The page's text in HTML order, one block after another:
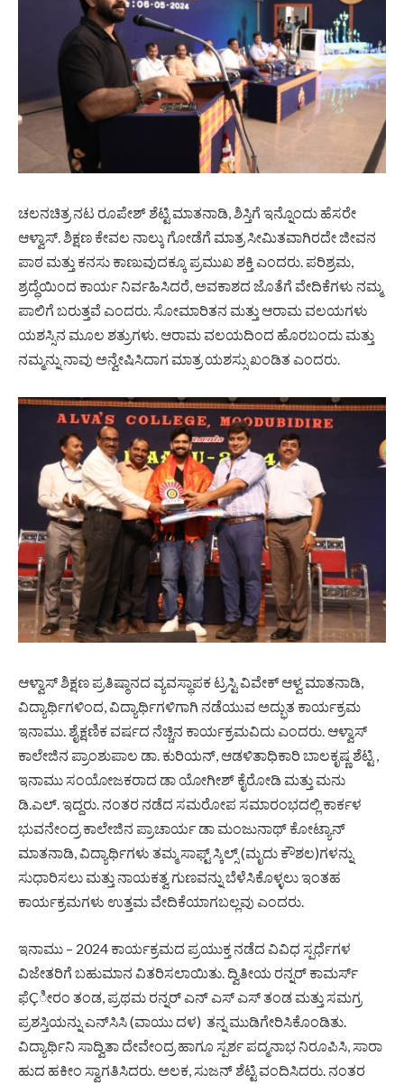
ಚಲನಚಿತ್ರ ನಟ ರೂಪೇಶ್ ಶೆಟ್ಟಿ ಮಾತನಾಡಿ, ಶಿಸ್ತಿಗೆ ಇನ್ನೊಂದು ಹೆಸರೇ
ಆಳ್ವಾಸ್. ಶಿಕ್ಷಣ ಕೇವಲ ನಾಲ್ಕು ಗೋಡೆಗೆ ಮಾತ್ರ ಸೀಮಿತವಾಗಿರದೇ ಜೀವನ
ಪಾಠ ಮತ್ತು ಕನಸು ಕಾಣುವುದಕ್ಕೂ ಪ್ರಮುಖ ಶಕ್ತಿ ಎಂದರು. ಪರಿಶ್ರಮ,
ಶ್ರದ್ಧೆಯಿಂದ ಕಾರ್ಯ ನಿರ್ವಹಿಸಿದರೆ, ಅವಕಾಶದ ಜೊತೆಗೆ ವೇದಿಕೆಗಳು ನಮ್ಮ
ಪಾಲಿಗೆ ಬರುತ್ತವೆ ಎಂದರು. ಸೋಮಾರಿತನ ಮತ್ತು ಆರಾಮ ವಲಯಗಳು
ಯಶಸ್ಸಿನ ಮೂಲ ಶತ್ರುಗಳು. ಆರಾಮ ವಲಯದಿಂದ ಹೊರಬಂದು ಮತ್ತು
ನಮ್ಮನ್ನು ನಾವು ಅನ್ವೇಷಿಸಿದಾಗ ಮಾತ್ರ ಯಶಸ್ಸು ಖಂಡಿತ ಎಂದರು.
ಆಳ್ವಾಸ್ ಶಿಕ್ಷಣ ಪ್ರತಿಷ್ಠಾನದ ವ್ಯವಸ್ಥಾಪಕ ಟ್ರಸ್ಟಿ ವಿವೇಕ್ ಆಳ್ವ ಮಾತನಾಡಿ,
ವಿದ್ಯಾರ್ಥಿಗಳಿಂದ, ವಿದ್ಯಾರ್ಥಿಗಳಿಗಾಗಿ ನಡೆಯುವ ಅದ್ಭುತ ಕಾರ್ಯಕ್ರಮ
ಇನಾಮು. ಶೈಕ್ಷಣಿಕ ವರ್ಷದ ನೆಚ್ಚಿನ ಕಾರ್ಯಕ್ರಮವಿದು ಎಂದರು. ಆಳ್ವಾಸ್
ಕಾಲೇಜಿನ ಪ್ರಾಂಶುಪಾಲ ಡಾ. ಕುರಿಯನ್, ಆಡಳಿತಾಧಿಕಾರಿ ಬಾಲಕೃಷ್ಣ ಶೆಟ್ಟಿ ,
ಇನಾಮು ಸಂಯೋಜಕರಾದ ಡಾ ಯೋಗೀಶ್ ಕೈರೋಡಿ ಮತ್ತು ಮನು
ಡಿ.ಎಲ್. ಇದ್ದರು. ನಂತರ ನಡೆದ ಸಮರೋಪ ಸಮಾರಂಭದಲ್ಲಿ ಕಾರ್ಕಳ
ಭುವನೇಂದ್ರ ಕಾಲೇಜಿನ ಪ್ರಾಚಾರ್ಯ ಡಾ ಮಂಜುನಾಥ್ ಕೋಟ್ಯಾನ್
ಮಾತನಾಡಿ, ವಿದ್ಯಾರ್ಥಿಗಳು ತಮ್ಮ ಸಾಫ್ಟ್ ಸ್ಕಿಲ್ಸ್ (ಮೃದು ಕೌಶಲ)ಗಳನ್ನು
ಸುಧಾರಿಸಲು ಮತ್ತು ನಾಯಕತ್ವ ಗುಣವನ್ನು ಬೆಳೆಸಿಕೊಳ್ಳಲು ಇಂತಹ
ಕಾರ್ಯಕ್ರಮಗಳು ಉತ್ತಮ ವೇದಿಕೆಯಾಗಬಲ್ಲವು ಎಂದರು.
ಇನಾಮು – 2024 ಕಾರ್ಯಕ್ರಮದ ಪ್ರಯುಕ್ತ ನಡೆದ ವಿವಿಧ ಸ್ಪರ್ಧೆಗಳ
ವಿಜೇತರಿಗೆ ಬಹುಮಾನ ವಿತರಿಸಲಾಯಿತು. ದ್ವಿತೀಯ ರನ್ನರ್ ಕಾಮರ್ಸ್
ಫೆÇೀರಂ ತಂಡ, ಪ್ರಥಮ ರನ್ನರ್ ಎನ್ ಎಸ್ ಎಸ್ ತಂಡ ಮತ್ತು ಸಮಗ್ರ
ಪ್ರಶಸ್ತಿಯನ್ನು ಎನ್‍ಸಿಸಿ (ವಾಯು ದಳ) ತನ್ನ ಮುಡಿಗೇರಿಸಿಕೊಂಡಿತು.
ವಿದ್ಯಾರ್ಥಿನಿ ಸಾದ್ವಿತಾ ದೇವೇಂದ್ರ ಹಾಗೂ ಸ್ಪರ್ಶ ಪದ್ಮನಾಭ ನಿರೂಪಿಸಿ, ಸಾರಾ
ಹುದ ಹಕೀಂ ಸ್ವಾಗತಿಸಿದರು. ಅಲಕ, ಸುಜನ್ ಶೆಟ್ಟಿ ವಂದಿಸಿದರು. ನಂತರ